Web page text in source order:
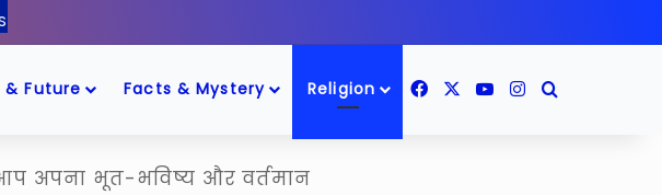
& Future Facts & Mystery Religion FacebookYouTubeInstagram
अपना भूत-भविष्य और वर्तमान